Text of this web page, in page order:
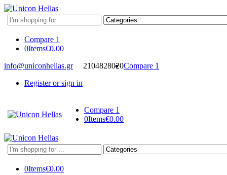
Search
here
Compare 1
0Items€0.00
info@uniconhellas.gr
2104828020Compare 1
Register or sign in
Compare 1
0Items€0.00
Search
here
0Items€0.00